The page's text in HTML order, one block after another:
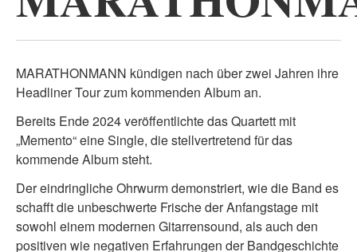
Kontakt
MARATHONMANN kündigen nach über zwei Jahren ihre
Headliner Tour zum kommenden Album an.
Bereits Ende 2024 veröffentlichte das Quartett mit
„Memento“ eine Single, die stellvertretend für das
kommende Album steht.
Der eindringliche Ohrwurm demonstriert, wie die Band es
schafft die unbeschwerte Frische der Anfangstage mit
sowohl einem modernen Gitarrensound, als auch den
positiven wie negativen Erfahrungen der Bandgeschichte